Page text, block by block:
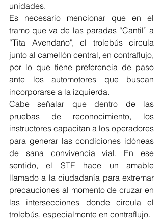
unidades.
Es necesario mencionar que en el
tramo que va de las paradas “Cantil” a
“Tita Avendaño", el trolebús circula
junto al camellón central, en contraflujo,
por lo que tiene preferencia de paso
ante los automotores que buscan
incorporarse a la izquierda.
Cabe señalar que dentro de las
pruebas de reconocimiento, los
instructores capacitan a los operadores
para generar las condiciones idóneas
de sana convivencia vial. En ese
sentido, el STE hace un amable
llamado a la ciudadanía para extremar
precauciones al momento de cruzar en
las intersecciones donde circula el
trolebús, especialmente en contraflujo.